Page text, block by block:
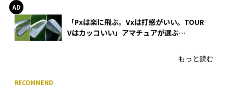
「Pxは楽に飛ぶ。Vxは打感がいい。TOUR
Vはカッコいい」アマチュアが選ぶ
もっと読む